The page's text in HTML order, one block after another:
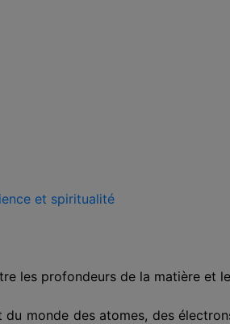
et spiritualité
les profondeurs de la matière et
monde des atomes, des